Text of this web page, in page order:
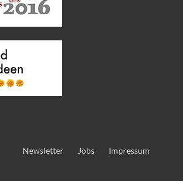
Newsletter Jobs
Impressum